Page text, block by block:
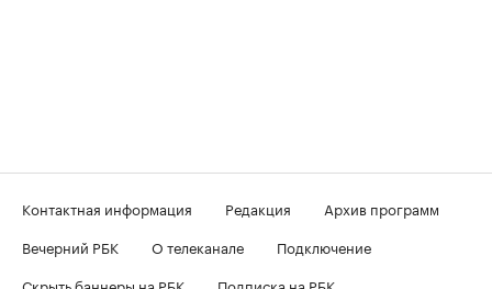
Контактная информация Редакция
Архив программ
Вечерний РБК
О телеканале
Подключение
Скрыть баннеры на РБК
Подписка на РБК